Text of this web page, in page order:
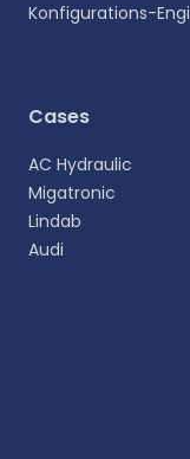
Wählen Sie
persönlichere
Konfigurations-
Cases
AC Hydraulic
Migatronic
Lindab
Audi